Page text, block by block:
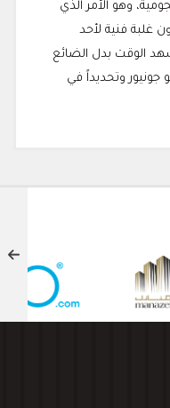
وهو الأمر الذي
غلبة فنية لأحد
الوقت بدل الضائع
وتحديداً في